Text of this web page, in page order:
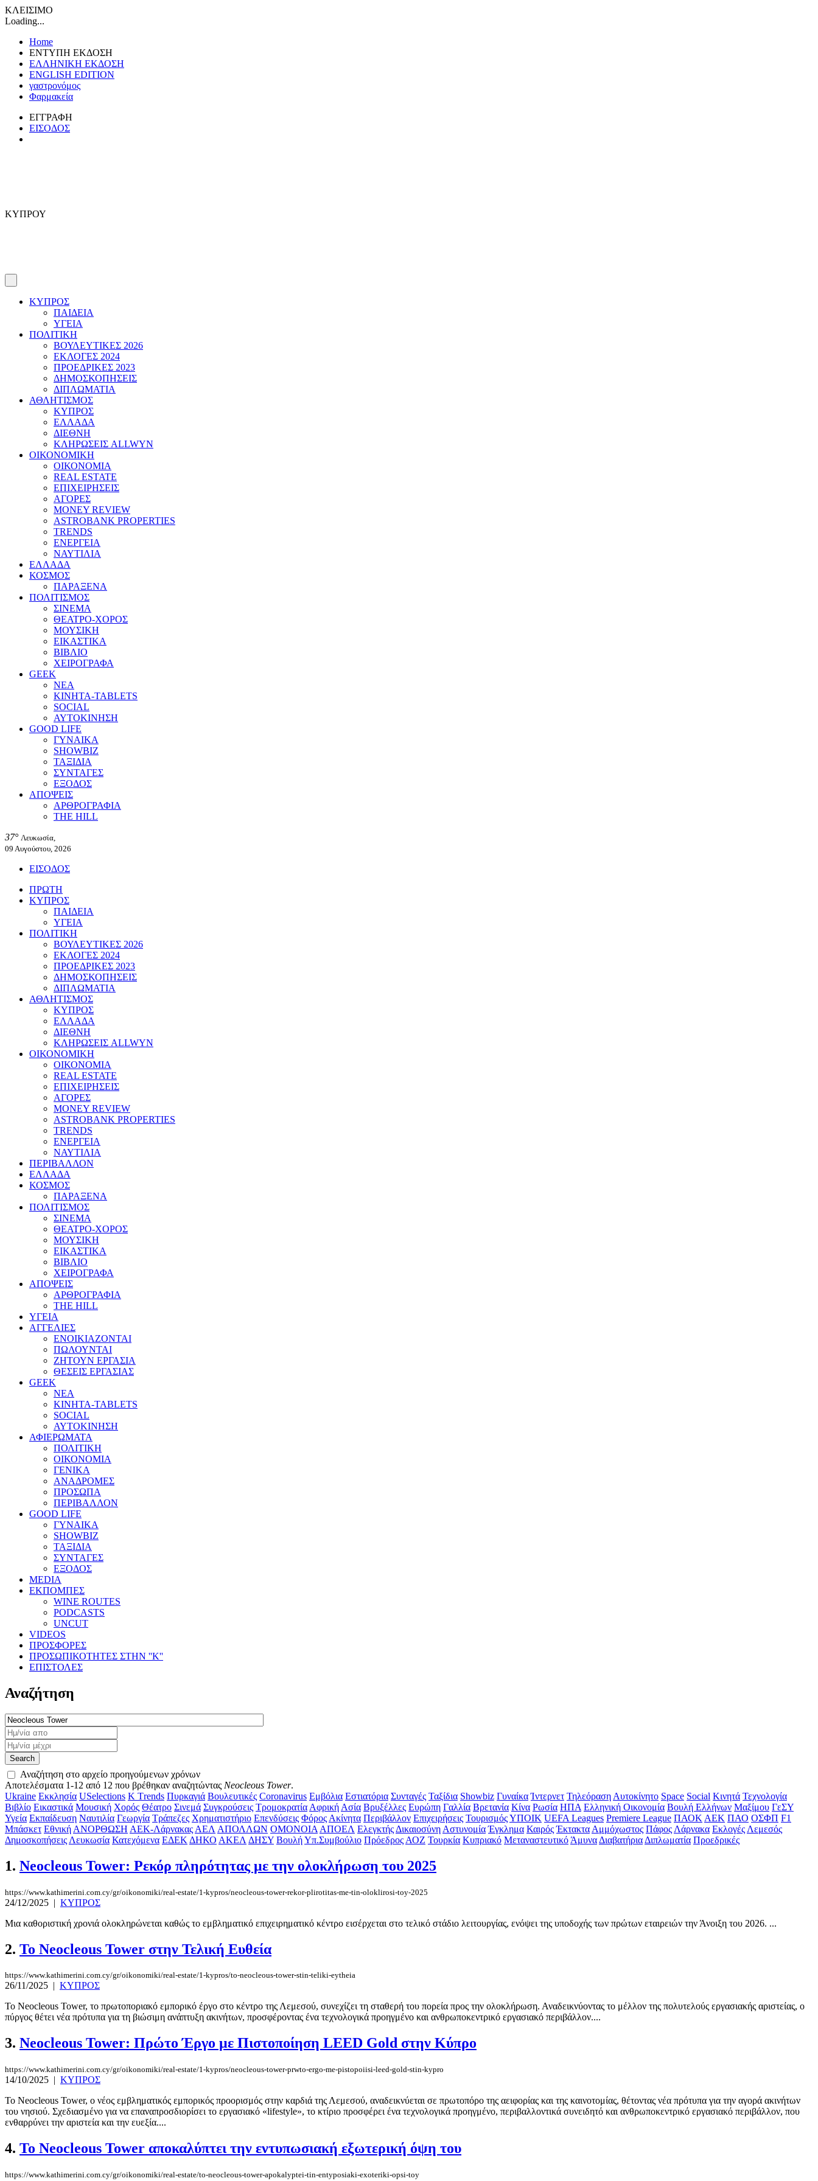
ΚΛΕΙΣΙΜΟ
Loading...
Home
ΕΝΤΥΠΗ ΕΚΔΟΣΗ
ΕΛΛΗΝΙΚΗ ΕΚΔΟΣΗ
ENGLISH EDITION
γαστρονόμος
Φαρμακεία
ΕΓΓΡΑΦΗ
ΕΙΣΟΔΟΣ
ΚΥΠΡΟΥ
ΚΥΠΡΟΣ
ΠΑΙΔΕΙΑ
ΥΓΕΙΑ
ΠΟΛΙΤΙΚΗ
ΒΟΥΛΕΥΤΙΚΕΣ 2026
ΕΚΛΟΓΕΣ 2024
ΠΡΟΕΔΡΙΚΕΣ 2023
ΔΗΜΟΣΚΟΠΗΣΕΙΣ
ΔΙΠΛΩΜΑΤΙΑ
ΑΘΛΗΤΙΣΜΟΣ
ΚΥΠΡΟΣ
ΕΛΛΑΔΑ
ΔΙΕΘΝΗ
ΚΛΗΡΩΣΕΙΣ ALLWYN
ΟΙΚΟΝΟΜΙΚΗ
ΟΙΚΟΝΟΜΙΑ
REAL ESTATE
ΕΠΙΧΕΙΡΗΣΕΙΣ
ΑΓΟΡΕΣ
MONEY REVIEW
ASTROBANK PROPERTIES
TRENDS
ΕΝΕΡΓΕΙΑ
ΝΑΥΤΙΛΙΑ
ΕΛΛΑΔΑ
ΚΟΣΜΟΣ
ΠΑΡΑΞΕΝΑ
ΠΟΛΙΤΙΣΜΟΣ
ΣΙΝΕΜΑ
ΘΕΑΤΡΟ-ΧΟΡΟΣ
ΜΟΥΣΙΚΗ
ΕΙΚΑΣΤΙΚΑ
ΒΙΒΛΙΟ
ΧΕΙΡΟΓΡΑΦΑ
GEEK
ΝΕΑ
ΚΙΝΗΤΑ-TABLETS
SOCIAL
ΑΥΤΟΚΙΝΗΣΗ
GOOD LIFE
ΓΥΝΑΙΚΑ
SHOWBIZ
ΤΑΞΙΔΙΑ
ΣΥΝΤΑΓΕΣ
ΕΞΟΔΟΣ
ΑΠΟΨΕΙΣ
ΑΡΘΡΟΓΡΑΦΙΑ
THE HILL
37° Λευκωσία,
09 Αυγούστου, 2026
ΕΙΣΟΔΟΣ
ΠΡΩΤΗ
ΚΥΠΡΟΣ
ΠΑΙΔΕΙΑ
ΥΓΕΙΑ
ΠΟΛΙΤΙΚΗ
ΒΟΥΛΕΥΤΙΚΕΣ 2026
ΕΚΛΟΓΕΣ 2024
ΠΡΟΕΔΡΙΚΕΣ 2023
ΔΗΜΟΣΚΟΠΗΣΕΙΣ
ΔΙΠΛΩΜΑΤΙΑ
ΑΘΛΗΤΙΣΜΟΣ
ΚΥΠΡΟΣ
ΕΛΛΑΔΑ
ΔΙΕΘΝΗ
ΚΛΗΡΩΣΕΙΣ ALLWYN
ΟΙΚΟΝΟΜΙΚΗ
ΟΙΚΟΝΟΜΙΑ
REAL ESTATE
ΕΠΙΧΕΙΡΗΣΕΙΣ
ΑΓΟΡΕΣ
MONEY REVIEW
ASTROBANK PROPERTIES
TRENDS
ΕΝΕΡΓΕΙΑ
ΝΑΥΤΙΛΙΑ
ΠΕΡΙΒΑΛΛΟΝ
ΕΛΛΑΔΑ
ΚΟΣΜΟΣ
ΠΑΡΑΞΕΝΑ
ΠΟΛΙΤΙΣΜΟΣ
ΣΙΝΕΜΑ
ΘΕΑΤΡΟ-ΧΟΡΟΣ
ΜΟΥΣΙΚΗ
ΕΙΚΑΣΤΙΚΑ
ΒΙΒΛΙΟ
ΧΕΙΡΟΓΡΑΦΑ
ΑΠΟΨΕΙΣ
ΑΡΘΡΟΓΡΑΦΙΑ
THE HILL
ΥΓΕΙΑ
ΑΓΓΕΛΙΕΣ
ΕΝΟΙΚΙΑΖΟΝΤΑΙ
ΠΩΛΟΥΝΤΑΙ
ΖΗΤΟΥΝ ΕΡΓΑΣΙΑ
ΘΕΣΕΙΣ ΕΡΓΑΣΙΑΣ
GEEK
ΝΕΑ
ΚΙΝΗΤΑ-TABLETS
SOCIAL
ΑΥΤΟΚΙΝΗΣΗ
ΑΦΙΕΡΩΜΑΤΑ
ΠΟΛΙΤΙΚΗ
ΟΙΚΟΝΟΜΙΑ
ΓΕΝΙΚΑ
ΑΝΑΔΡΟΜΕΣ
ΠΡΟΣΩΠΑ
ΠΕΡΙΒΑΛΛΟΝ
GOOD LIFE
ΓΥΝΑΙΚΑ
SHOWBIZ
ΤΑΞΙΔΙΑ
ΣΥΝΤΑΓΕΣ
ΕΞΟΔΟΣ
MEDIA
ΕΚΠΟΜΠΕΣ
WINE ROUTES
PODCASTS
UNCUT
VIDEOS
ΠΡΟΣΦΟΡΕΣ
ΠΡΟΣΩΠΙΚΟΤΗΤΕΣ ΣΤΗΝ ''Κ''
ΕΠΙΣΤΟΛΕΣ
Αναζήτηση
Αναζήτηση στο αρχείο προηγούμενων χρόνων
Αποτελέσματα 1-12 από 12 που βρέθηκαν αναζητώντας Neocleous Tower.
Ukraine Εκκλησία USelections K Τrends Πυρκαγιά Βουλευτικές Coronavirus Εμβόλια Εστιατόρια Συνταγές Ταξίδια Showbiz Γυναίκα Ίντερνετ Τηλεόραση Αυτοκίνητο Space Social Κινητά Τεχνολογία
Βιβλίο Εικαστικά Μουσική Χορός Θέατρο Σινεμά Συγκρούσεις Τρομοκρατία Αφρική Ασία Βρυξέλλες Ευρώπη Γαλλία Βρετανία Κίνα Ρωσία ΗΠΑ Ελληνική Οικονομία Βουλή Ελλήνων Μαξίμου ΓεΣΥ
Υγεία Εκπαίδευση Ναυτιλία Γεωργία Τράπεζες Χρηματιστήριο Επενδύσεις Φόρος Ακίνητα Περιβάλλον Επιχειρήσεις ΤουρισμόςΥΠΟΙΚ UEFA Leagues Premiere League ΠΑΟΚ ΑΕΚ ΠΑΟ ΟΣΦΠ F1
Μπάσκετ Εθνική ΑΝΟΡΘΩΣΗ ΑΕΚ-Λάρνακας ΑΕΛ ΑΠΟΛΛΩΝ ΟΜΟΝΟΙΑ ΑΠΟΕΛ Ελεγκτής Δικαιοσύνη Αστυνομία Έγκλημα Καιρός Έκτακτα Αμμόχωστος Πάφος Λάρνακα Εκλογές Λεμεσός
Δημοσκοπήσεις Λευκωσία Κατεχόμενα ΕΔΕΚ ΔΗΚΟ ΑΚΕΛ ΔΗΣΥ ΒουλήΥπ.Συμβούλιο Πρόεδρος ΑΟΖ Τουρκία Κυπριακό Μεταναστευτικό Άμυνα Διαβατήρια Διπλωματία Προεδρικές
1. Neocleous Tower: Ρεκόρ πληρότητας με την ολοκλήρωση του 2025
https://www.kathimerini.com.cy/gr/oikonomiki/real-estate/1-kypros/neocleous-tower-rekor-plirotitas-me-tin-oloklirosi-toy-2025
24/12/2025 | ΚΥΠΡΟΣ
Μια καθοριστική χρονιά ολοκληρώνεται καθώς το εμβληματικό επιχειρηματικό κέντρο εισέρχεται στο τελικό στάδιο λειτουργίας, ενόψει της υποδοχής των πρώτων εταιρειών την Άνοιξη του 2026. ...
2. Το Neocleous Tower στην Τελική Ευθεία
https://www.kathimerini.com.cy/gr/oikonomiki/real-estate/1-kypros/to-neocleous-tower-stin-teliki-eytheia
26/11/2025 | ΚΥΠΡΟΣ
Το Neocleous Tower, το πρωτοποριακό εμπορικό έργο στο κέντρο της Λεμεσού, συνεχίζει τη σταθερή του πορεία προς την ολοκλήρωση. Αναδεικνύοντας το μέλλον της πολυτελούς εργασιακής αριστείας, ο
πύργος θέτει νέα πρότυπα για τη βιώσιμη ανάπτυξη ακινήτων, προσφέροντας ένα τεχνολογικά προηγμένο και ανθρωποκεντρικό εργασιακό περιβάλλον....
3. Neocleous Tower: Πρώτο Έργο με Πιστοποίηση LEED Gold στην Κύπρο
https://www.kathimerini.com.cy/gr/oikonomiki/real-estate/1-kypros/neocleous-tower-prwto-ergo-me-pistopoiisi-leed-gold-stin-kypro
14/10/2025 | ΚΥΠΡΟΣ
Το Neocleous Tower, ο νέος εμβληματικός εμπορικός προορισμός στην καρδιά της Λεμεσού, αναδεικνύεται σε πρωτοπόρο της αειφορίας και της καινοτομίας, θέτοντας νέα πρότυπα για την αγορά ακινήτων
του νησιού. Σχεδιασμένο για να επαναπροσδιορίσει το εργασιακό «lifestyle», το κτίριο προσφέρει ένα τεχνολογικά προηγμένο, περιβαλλοντικά συνειδητό και ανθρωποκεντρικό εργασιακό περιβάλλον, που
ενθαρρύνει την αριστεία και την ευεξία....
4. Το Neocleous Tower αποκαλύπτει την εντυπωσιακή εξωτερική όψη του
https://www.kathimerini.com.cy/gr/oikonomiki/real-estate/to-neocleous-tower-apokalyptei-tin-entyposiaki-exoteriki-opsi-toy